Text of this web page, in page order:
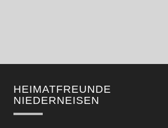
HEIMATFREUNDE
NIEDERNEISEN